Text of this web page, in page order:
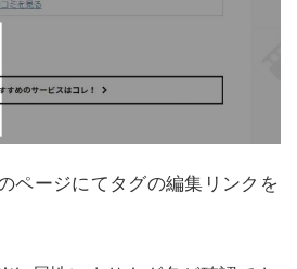
ページにてタグの編集リンクを